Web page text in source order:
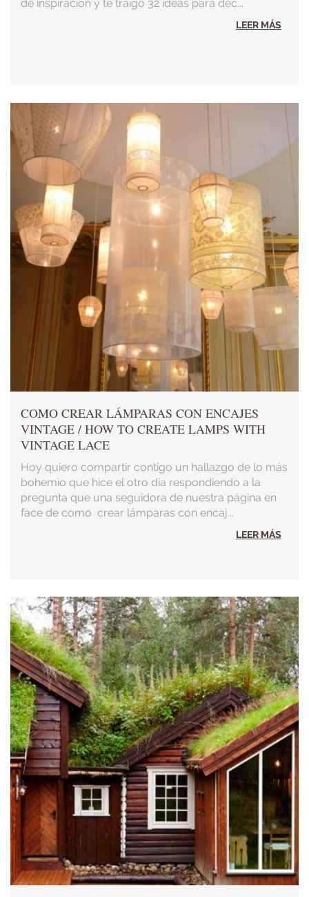
de inspiración y te traigo 32 ideas para dec...
LEER MÁS
COMO CREAR LÁMPARAS CON ENCAJES
VINTAGE / HOW TO CREATE LAMPS WITH
VINTAGE LACE
Hoy quiero compartir contigo un hallazgo de lo más
bohemio que hice el otro día respondiendo a la
pregunta que una seguidora de nuestra página en
face de como crear lámparas con encaj...
LEER MÁS